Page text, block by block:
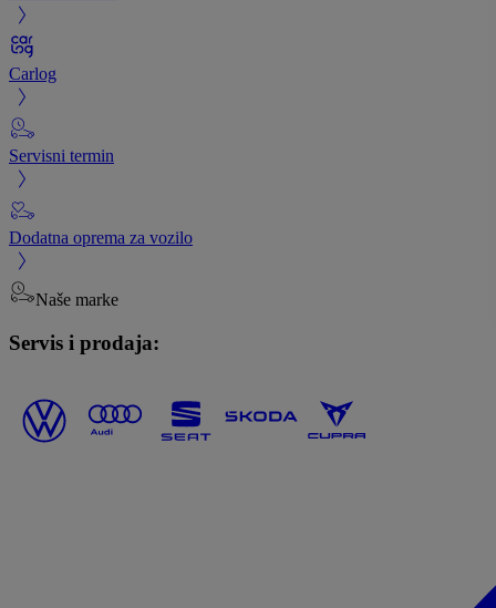
Carlog
Servisni termin
Dodatna oprema za vozilo
Naše marke
Servis i prodaja: